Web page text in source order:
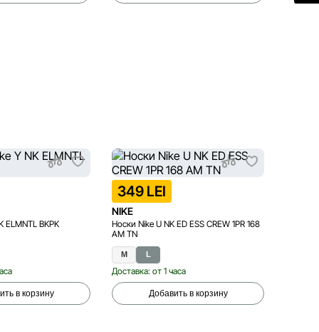
ELMNTL BKPK
в корзину
349 LEI
NIKE
Носки Nike U NK ED ESS CREW 1PR 168
AM TN
M L
Доставка: от 1 часа
Добавить в корзину